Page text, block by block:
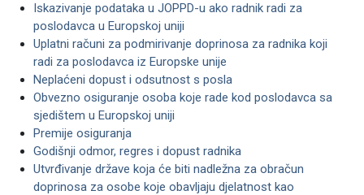
Iskazivanje podataka u JOPPD-u ako radnik radi za
poslodavca u Europskoj uniji
Uplatni računi za podmirivanje doprinosa za radnika koji
radi za poslodavca iz Europske unije
Neplaćeni dopust i odsutnost s posla
Obvezno osiguranje osoba koje rade kod poslodavca sa
sjedištem u Europskoj uniji
Premije osiguranja
Godišnji odmor, regres i dopust radnika
Utvrđivanje države koja će biti nadležna za obračun
doprinosa za osobe koje obavljaju djelatnost kao